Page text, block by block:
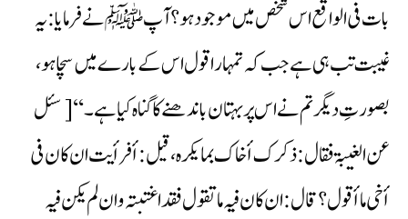
بات فی الواقع اس شخص میں موجود ہو؟ آپﷺ نے فرمایا:یہ
غیبت تب ہی ہے جب کہ تمہارا قول اس کے بارے میں سچا ہو،
بصورتِ دیگر تم نے اس پر بہتان باندھنے کا گناہ کیا ہے۔ ‘‘ [سئل
عن الغیبۃ فقال:ذکرک أخاک بما یکرہ، قیل:أفرأیت ان کان فی
أخی ما أقول؟ قال:ان کان فیہ ماتقول فقد اغتبتہ وان لم یکن فیہ